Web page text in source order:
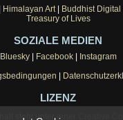
Himalayan Art| Buddhist
Treasury of Lives
SOZIALE MEDIEN
Bluesky| Facebook|
Instagram
LIZENZ
steht unter einer Creative